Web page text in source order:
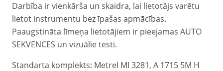
Darbība ir vienkārša un skaidra, lai lietotājs varētu
lietot instrumentu bez īpašas apmācības.
Paaugstināta līmeņa lietotājiem ir pieejamas AUTO
SEKVENCES un vizuālie testi.
Standarta komplekts: Metrel MI 3281, A 1715 5M H